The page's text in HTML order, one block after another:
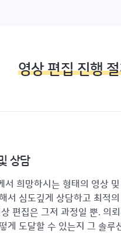
영상 편집 진행
상담
서 희망하시는 형태의 영상
서 심도깊게 상담하고 최적
편집은 그저 과정일 뿐. 의
게 도달할 수 있는지 그 솔루